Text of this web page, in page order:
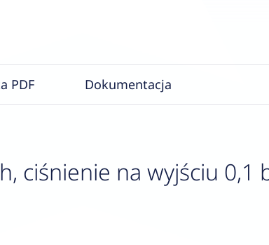
PDF Dokumentacja
ciśnienie na wyjściu 0,1